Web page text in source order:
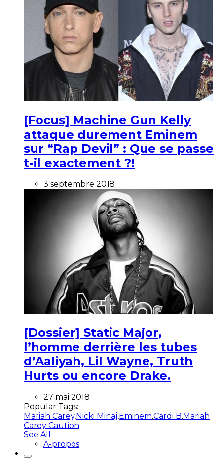
[Focus] Machine Gun Kelly
attaque durement Eminem
sur “Rap Devil” : Que se passe
t-il exactement ?!
3 septembre 2018
[Dossier] Static Major,
l’homme derrière les tubes
d’Aaliyah, Lil Wayne, Truth
Hurts ou encore Drake.
27 mai 2018
Popular Tags:
Mariah Carey,Nicki Minaj,Eminem,Cardi B,Mariah
Carey Caution
See All
A-propos